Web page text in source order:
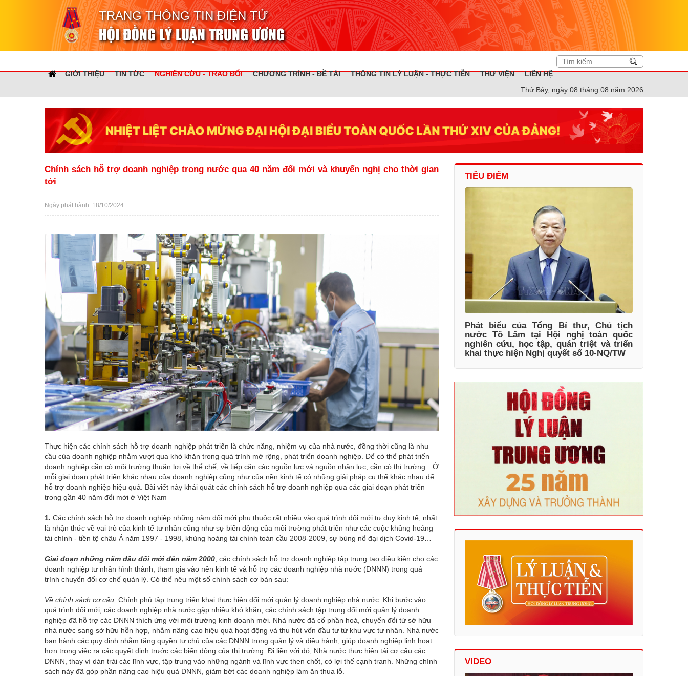
TRANG THÔNG TIN ĐIỆN TỬ
HỘI ĐỒNG LÝ LUẬN TRUNG ƯƠNG
GIỚI THIỆU TIN TỨC NGHIÊN CỨU - TRAO ĐỔI CHƯƠNG TRÌNH - ĐỀ TÀI THÔNG TIN LÝ LUẬN - THỰC TIỄN THƯ VIỆN
LIÊN HỆ
Thứ Bảy, ngày 08 tháng 08 năm 2026
Chính sách hỗ trợ doanh nghiệp trong nước qua 40 năm đổi mới và khuyến nghị cho thời gian
tới
Ngày phát hành: 18/10/2024
Thực hiện các chính sách hỗ trợ doanh nghiệp phát triển là chức năng, nhiệm vụ của nhà nước, đồng thời cũng là nhu
cầu của doanh nghiệp nhằm vượt qua khó khăn trong quá trình mở rộng, phát triển doanh nghiệp. Để có thể phát triển
doanh nghiệp cần có môi trường thuận lợi về thể chế, về tiếp cận các nguồn lực và nguồn nhân lực, cần có thị trường…Ở
mỗi giai đoạn phát triển khác nhau của doanh nghiệp cũng như của nền kinh tế có những giải pháp cụ thể khác nhau để
hỗ trợ doanh nghiệp hiệu quả. Bài viết này khái quát các chính sách hỗ trợ doanh nghiệp qua các giai đoạn phát triển
trong gần 40 năm đổi mới ở Việt Nam
1. Các chính sách hỗ trợ doanh nghiệp những năm đổi mới phụ thuộc rất nhiều vào quá trình đổi mới tư duy kinh tế, nhất
là nhận thức về vai trò của kinh tế tư nhân cũng như sự biến động của môi trường phát triển như các cuộc khủng hoảng
tài chính - tiền tệ châu Á năm 1997 - 1998, khủng hoảng tài chính toàn cầu 2008-2009, sự bùng nổ đại dịch Covid-19…
Giai đoạn những năm đầu đổi mới đến năm 2000 , các chính sách hỗ trợ doanh nghiệp tập trung tạo điều kiện cho các
doanh nghiệp tư nhân hình thành, tham gia vào nền kinh tế và hỗ trợ các doanh nghiệp nhà nước (DNNN) trong quá
trình chuyển đổi cơ chế quản lý. Có thể nêu một số chính sách cơ bản sau:
Về chính sách cơ cấu, Chính phủ tập trung triển khai thực hiện đổi mới quản lý doanh nghiệp nhà nước Khi bước vào
quá trình đổi mới, các doanh nghiệp nhà nước gặp nhiều khó khăn, các chính sách tập trung đổi mới quản lý doanh
nghiệp đã hỗ trợ các DNNN thích ứng với môi trường kinh doanh mới. Nhà nước đã cổ phần hoá, chuyển đổi từ sở hữu
nhà nước sang sở hữu hỗn hợp, nhằm nâng cao hiệu quả hoạt động và thu hút vốn đầu tư từ khu vực tư nhân. Nhà nước
ban hành các quy định nhằm tăng quyền tự chủ của các DNNN trong quản lý và điều hành, giúp doanh nghiệp linh hoạt
hơn trong việc ra các quyết định trước các biến động của thị trường. Đi liền với đó, Nhà nước thực hiên tái cơ cấu các
DNNN, thay vì dàn trải các lĩnh vực, tập trung vào những ngành và lĩnh vực then chốt, có lợi thế cạnh tranh. Những chính
sách này đã góp phần nâng cao hiệu quả DNNN, giảm bớt các doanh nghiệp làm ăn thua lỗ.
TIÊU ĐIỂM
Phát biểu của Tổng Bí thư, Chủ tịch
nước Tô Lâm tại Hội nghị toàn quốc
nghiên cứu, học tập, quán triệt và triển
khai thực hiện Nghị quyết số 10-NQ/TW
VIDEO